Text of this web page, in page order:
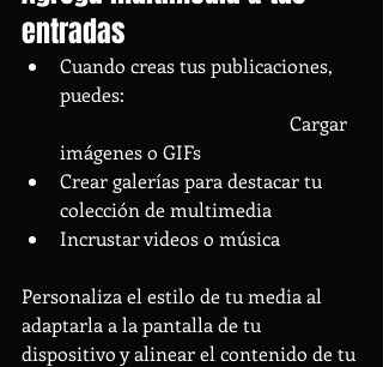
entradas
Cuando creas tus publicaciones,
puedes:
                                                Cargar
imágenes o GIFs
Crear galerías para destacar tu
colección de multimedia
Incrustar videos o música
Personaliza el estilo de tu media al
adaptarla a la pantalla de tu
dispositivo y alinear el contenido de tu